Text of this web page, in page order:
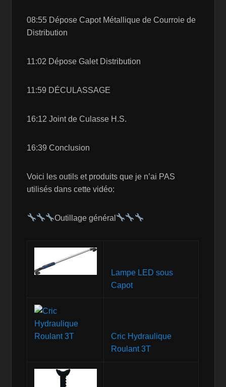
08:55 Dépose Capot Métallique de Courroie de
Distribution
11:02 Dépose Galet Distribution
11:59 DÉCULASSAGE
16:12 Joint de Culasse H.S.
16:39 Conclusion
Voici les outils et produits que je n’ai PAS
utilisés dans cette vidéo:
Outillage général
Lampe LED sous
Capot
Cric Hydraulique
Roulant 3T